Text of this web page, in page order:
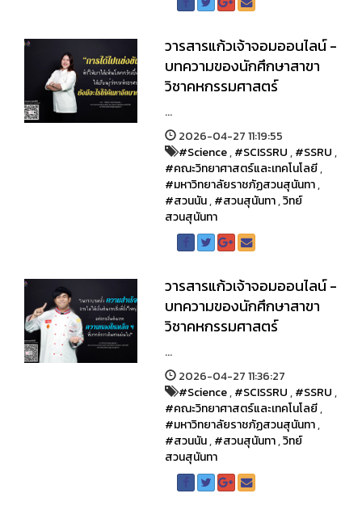
วารสารแก้วเจ้าจอมออนไลน์ -
บทความของนักศึกษาสาขา
วิชาคหกรรมศาสตร์
...
2026-04-27 11:19:55
#Science,#SCISSRU,#SSRU,
#คณะวิทยาศาสตร์และเทคโนโลยี,
#มหาวิทยาลัยราชภัฏสวนสุนันทา,
#สวนนัน,#สวนสุนันทา,วิทย์
สวนสุนันทา
วารสารแก้วเจ้าจอมออนไลน์ -
บทความของนักศึกษาสาขา
วิชาคหกรรมศาสตร์
...
2026-04-27 11:36:27
#Science,#SCISSRU,#SSRU,
#คณะวิทยาศาสตร์และเทคโนโลยี,
#มหาวิทยาลัยราชภัฏสวนสุนันทา,
#สวนนัน,#สวนสุนันทา,วิทย์
สวนสุนันทา